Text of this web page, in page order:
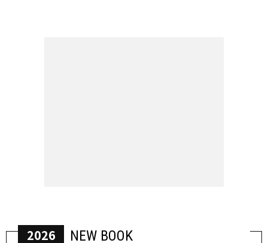
2026 NEW BOOK